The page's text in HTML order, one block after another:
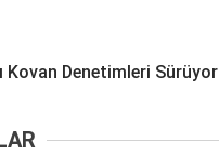
Kovan Denetimleri Sürüyor